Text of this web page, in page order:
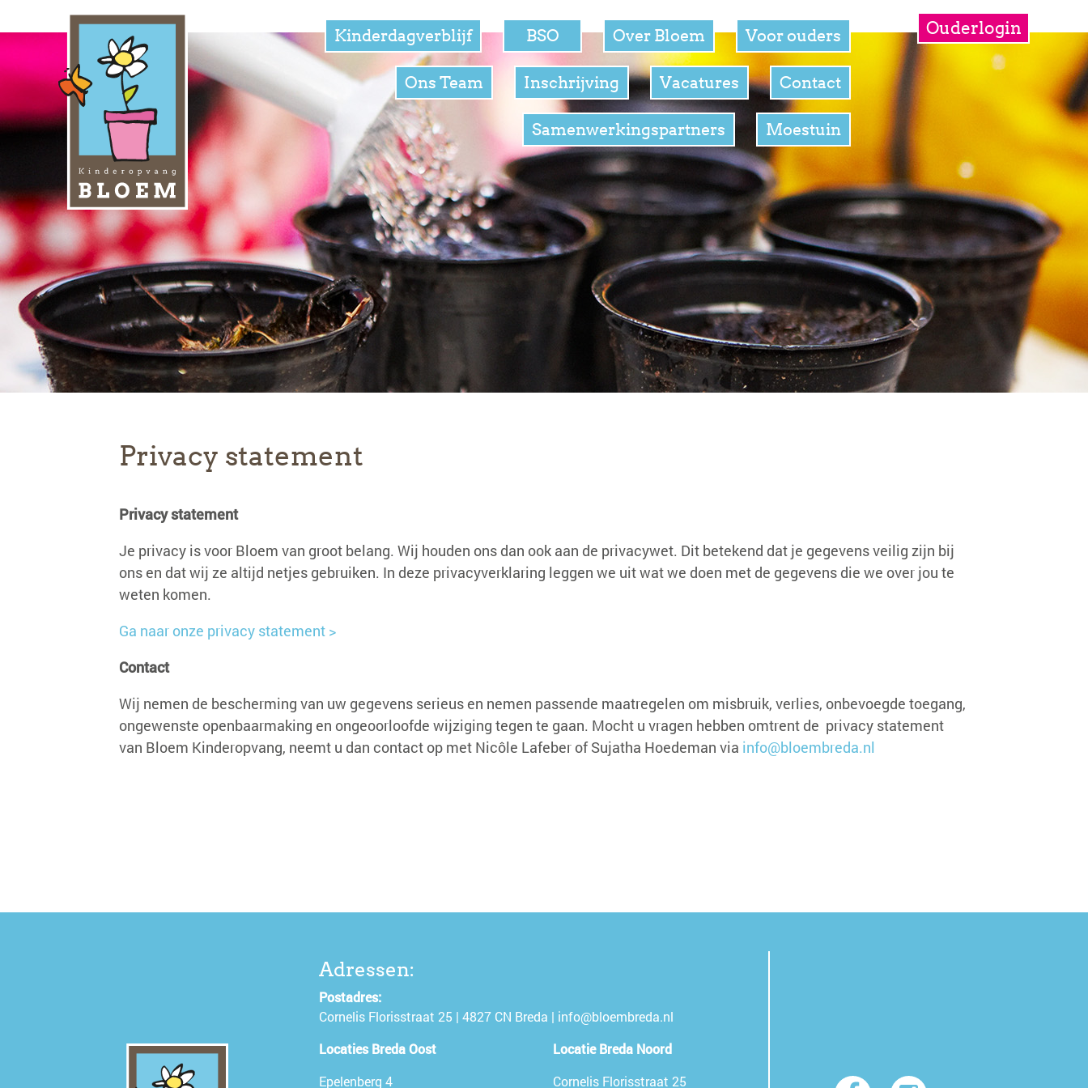
Menu Kinderdagverblijf BSO Over Bloem Voor ouders
Ons Team Inschrijving Vacatures Contact
Samenwerkingspartners Moestuin
Ouderlogin
Privacy statement
Privacy statement
Je privacy is voor Bloem van groot belang. Wij houden ons dan ook aan de privacywet. Dit betekend dat je gegevens veilig zijn bij
ons en dat wij ze altijd netjes gebruiken. In deze privacyverklaring leggen we uit wat we doen met de gegevens die we over jou te
weten komen.
Ga naar onze privacy statement >
Contact
Wij nemen de bescherming van uw gegevens serieus en nemen passende maatregelen om misbruik, verlies, onbevoegde toegang,
ongewenste openbaarmaking en ongeoorloofde wijziging tegen te gaan. Mocht u vragen hebben omtrent de privacy statement
van Bloem Kinderopvang, neemt u dan contact op met Nicôle Lafeber of Sujatha Hoedeman via info@bloembreda.nl
Adressen:
Postadres:
Cornelis Florisstraat 25 | 4827 CN Breda | info@bloembreda.nl
Locaties Breda Oost
Epelenberg 4
Locatie Breda Noord
Cornelis Florisstraat 25